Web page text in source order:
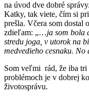
na úvod dve dobré
Katky, tak viete, čím si
prešla. Včera som dostal
zdieľam: „…ja som bola
stredu joga, v utorok na
medvedieho cesnaku.
Som veľmi rád, že iba tri
problémoch je v dobrej
životosprávu.